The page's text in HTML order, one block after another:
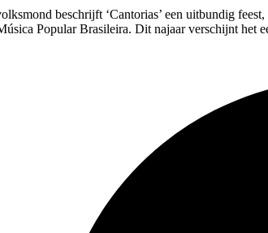
beschrijft ‘Cantorias’ een uitbundig
Popular Brasileira. Dit najaar verschijnt het